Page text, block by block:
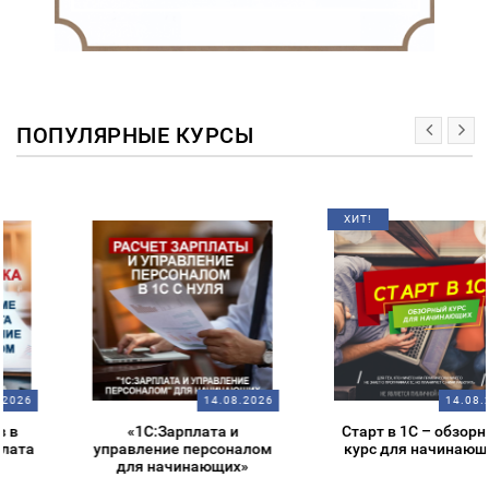
ПОПУЛЯРНЫЕ КУРСЫ
14.08.2026
«1С:Зарплата и
управление персоналом
для начинающих»
14.08.2026
Старт в 1С – обзорный
курс для начинающих